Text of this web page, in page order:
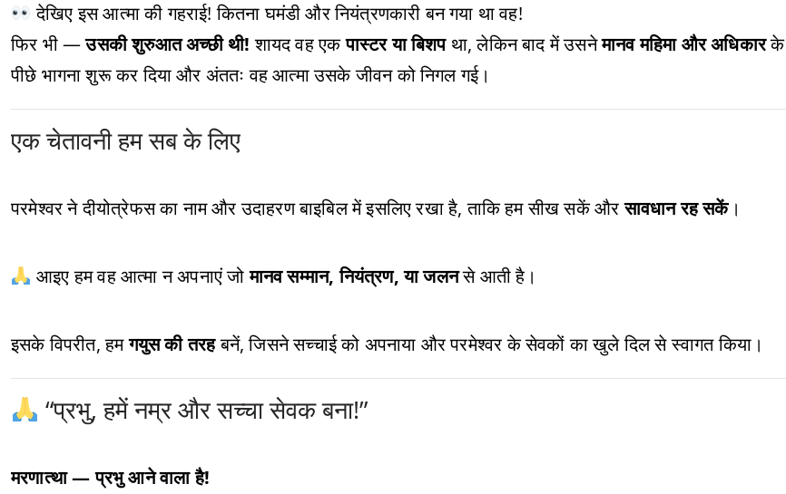
देखिए इस आत्मा की गहराई! कितना घमंडी और नियंत्रणकारी बन गया था वह!
फिर भी —उसकी शुरुआत अच्छी थी! शायद वह एकपास्टर या बिशपथा, लेकिन बाद में उसनेमानव महिमा और अधिकारके
पीछे भागना शुरू कर दिया और अंततः वह आत्मा उसके जीवन को निगल गई।
एक चेतावनी हम सब के लिए
परमेश्वर ने दीयोत्रेफस का नाम और उदाहरण बाइबिल में इसलिए रखा है, ताकि हम सीख सकें औरसावधान रह सकें।
आइए हम वह आत्मा न अपनाएं जोमानव सम्मान, नियंत्रण, या जलनसे आती है।
इसके विपरीत, हमगयुस की तरहबनें, जिसने सच्चाई को अपनाया और परमेश्वर के सेवकों का खुले दिल से स्वागत किया।
“प्रभु, हमें नम्र और सच्चा सेवक बना!”
मरणात्‍था — प्रभु आने वाला है!